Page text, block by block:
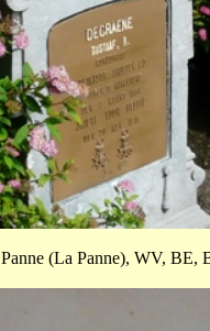
(La Panne), WV, BE,